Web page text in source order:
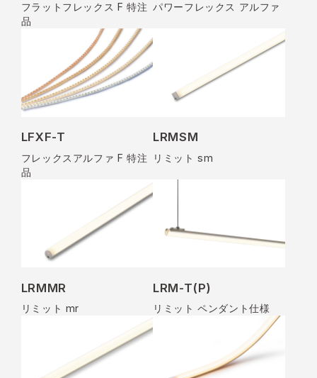
フラットフレックス F 特注
品
パワーフレックス アルファ
LFXF-T
フレックスアルファ F 特注
品
LRMSM
リミット sm
LRMMR
リミット mr
LRM-T(P)
リミット ペンダント仕様